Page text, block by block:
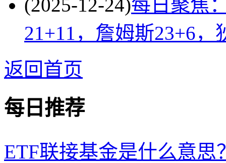
(2025-12-24)每日聚焦
21+11，詹姆斯23+6，
返回首页
每日推荐
ETF联接基金是什么意思